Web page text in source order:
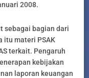
2008.
sebagai bagian dari
itu materi PSAK
terkait. Pengaruh
kebijakan
laporan keuangan